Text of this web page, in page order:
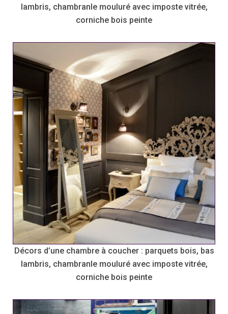
lambris, chambranle mouluré avec imposte vitrée,
corniche bois peinte
Décors d’une chambre à coucher : parquets bois, bas
lambris, chambranle mouluré avec imposte vitrée,
corniche bois peinte